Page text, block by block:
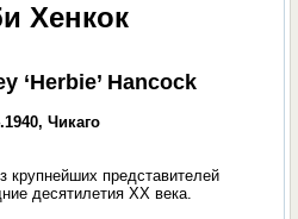
Хенкок
‘Herbie’ Hancock
Чикаго
крупнейших представителей
десятилетия ХХ века.